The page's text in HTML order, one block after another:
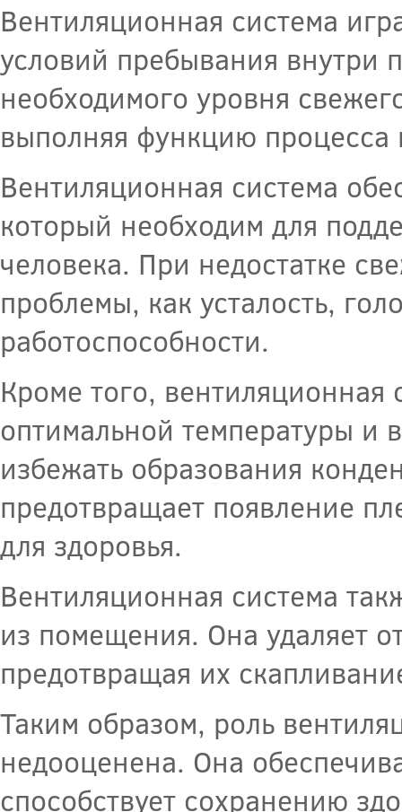
Вентиляционная система
условий пребывания внутри
необходимого уровня
выполняя функцию процесса
Вентиляционная система
который необходим для
человека. При недостатке
проблемы, как усталость,
работоспособности.
Кроме того,
оптимальной температуры и
избежать образования
предотвращает появление
для здоровья.
Вентиляционная система
из помещения. Она удаляет
предотвращая их
Таким образом, роль
недооценена. Она
способствует сохранению